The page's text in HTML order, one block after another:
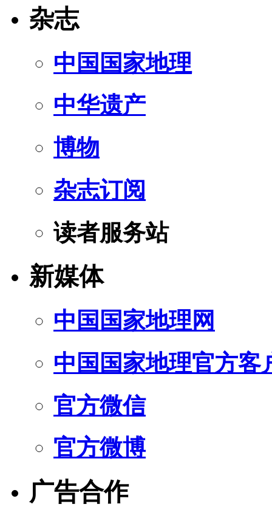
杂志
中国国家地理
中华遗产
博物
杂志订阅
读者服务站
新媒体
中国国家地理网
中国国家地理官方客
官方微信
官方微博
广告合作